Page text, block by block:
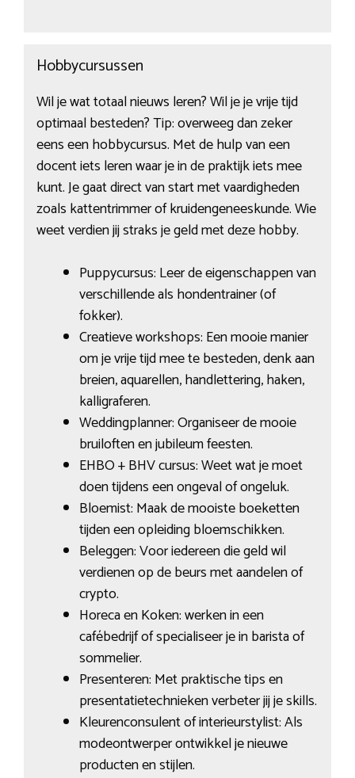
Hobbycursussen
Wil je wat totaal nieuws leren? Wil je je vrije tijd
optimaal besteden? Tip: overweeg dan zeker
eens een hobbycursus. Met de hulp van een
docent iets leren waar je in de praktijk iets mee
kunt. Je gaat direct van start met vaardigheden
zoals kattentrimmer of kruidengeneeskunde. Wie
weet verdien jij straks je geld met deze hobby.
Puppycursus: Leer de eigenschappen van
verschillende als hondentrainer (of
fokker).
Creatieve workshops: Een mooie manier
om je vrije tijd mee te besteden, denk aan
breien, aquarellen, handlettering, haken,
kalligraferen.
Weddingplanner: Organiseer de mooie
bruiloften en jubileum feesten.
EHBO + BHV cursus: Weet wat je moet
doen tijdens een ongeval of ongeluk.
Bloemist: Maak de mooiste boeketten
tijden een opleiding bloemschikken.
Beleggen: Voor iedereen die geld wil
verdienen op de beurs met aandelen of
crypto.
Horeca en Koken: werken in een
cafébedrijf of specialiseer je in barista of
sommelier.
Presenteren: Met praktische tips en
presentatietechnieken verbeter jij je skills.
Kleurenconsulent of interieurstylist: Als
modeontwerper ontwikkel je nieuwe
producten en stijlen.